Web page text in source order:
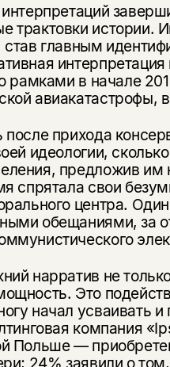
трактовки истории.
главным
рамками в начале
прихода
идеологии,
предложив им
спрятала свои
центра.
обещаниями, за
нарратив не
Это
начал усваивать
компания
Польше —
24% заявили о